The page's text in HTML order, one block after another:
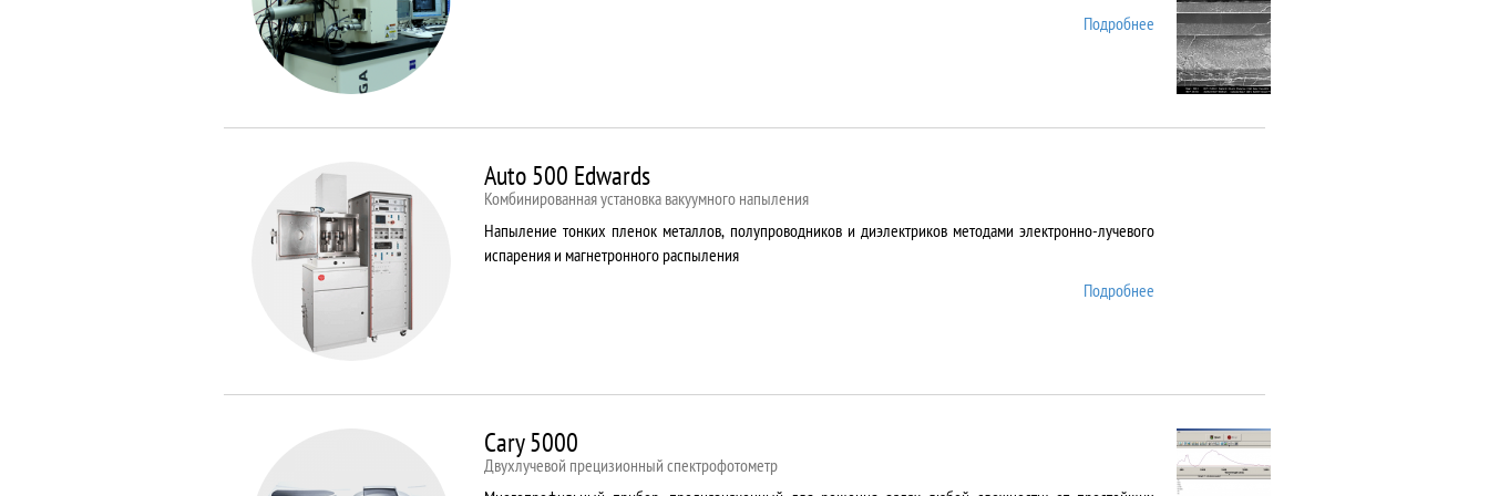
Подробнее о AURIGA CrossBeam
Auto 500 Edwards
Комбинированная установка вакуумного напыления
Напыление тонких пленок металлов, полупроводников и диэлектриков методами электронно-лучевого
испарения и магнетронного распыления
Подробнее
Cary 5000
Двухлучевой прецизионный спектрофотометр